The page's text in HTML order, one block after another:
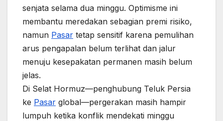
senjata selama dua minggu. Optimisme ini
membantu meredakan sebagian premi risiko,
namun Pasar tetap sensitif karena pemulihan
arus pengapalan belum terlihat dan jalur
menuju kesepakatan permanen masih belum
jelas.
Di Selat Hormuz—penghubung Teluk Persia
ke Pasar global—pergerakan masih hampir
lumpuh ketika konflik mendekati minggu